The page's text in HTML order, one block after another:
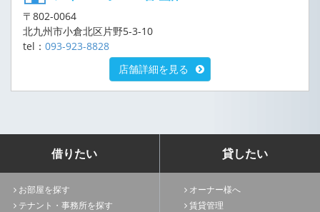
〒802-0064
北九州市小倉北区片野5-3-10
tel： 093-923-8828
店舗詳細を見る
借りたい
お部屋を探す
テナント・事務所を探す
貸したい
オーナー様へ
賃貸管理